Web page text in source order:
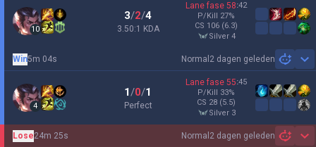
10
3/2/4
3.50:1 KDA
Lane fase 58:42
P/Kill 27%
CS 106 (6.3)
silver 4
Normal 2 dagen geleden
Win5m 04s
4
1/0/1
Perfect
Lane fase 55:45
P/Kill 33%
CS 28 (5.5)
silver 3
Normal 2 dagen geleden
Lose24m 25s